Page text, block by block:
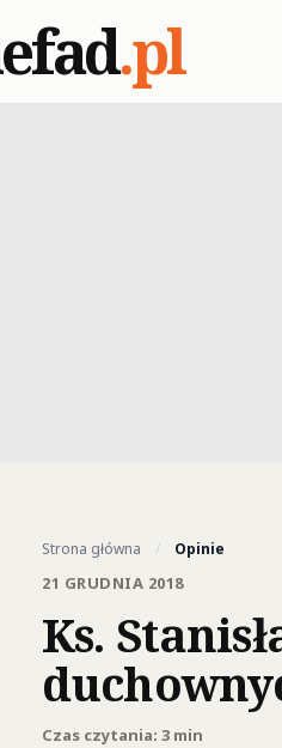
.pl
Strona główna / Opinie
21 GRUDNIA 2018
Ks.
Czas czytania: 3 min